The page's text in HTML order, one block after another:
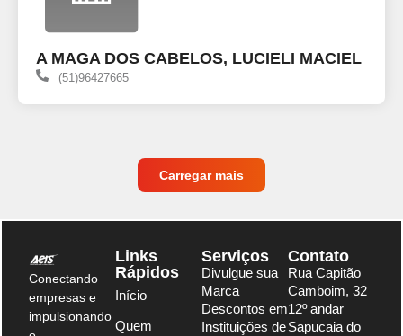
A MAGA DOS CABELOS, LUCIELI MACIEL
(51)96427665
Carregar mais
Conectando
empresas e
impulsionando
Links
Rápidos
Início
Quem
Serviços
Divulgue sua
Marca
Descontos em
Instituições de
Contato
Rua Capitão
Camboim, 32
12º andar
Sapucaia do